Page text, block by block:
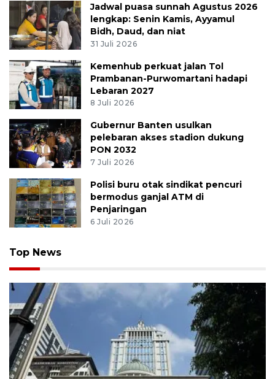
Jadwal puasa sunnah Agustus 2026
lengkap: Senin Kamis, Ayyamul
Bidh, Daud, dan niat
31 Juli 2026
Kemenhub perkuat jalan Tol
Prambanan-Purwomartani hadapi
Lebaran 2027
8 Juli 2026
Gubernur Banten usulkan
pelebaran akses stadion dukung
PON 2032
7 Juli 2026
Polisi buru otak sindikat pencuri
bermodus ganjal ATM di
Penjaringan
6 Juli 2026
Top News